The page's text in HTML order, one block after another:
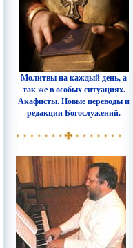
Молитвы на каждый день, а
так же в особых ситуациях.
Акафисты. Новые переводы и
редакции Богослужений.